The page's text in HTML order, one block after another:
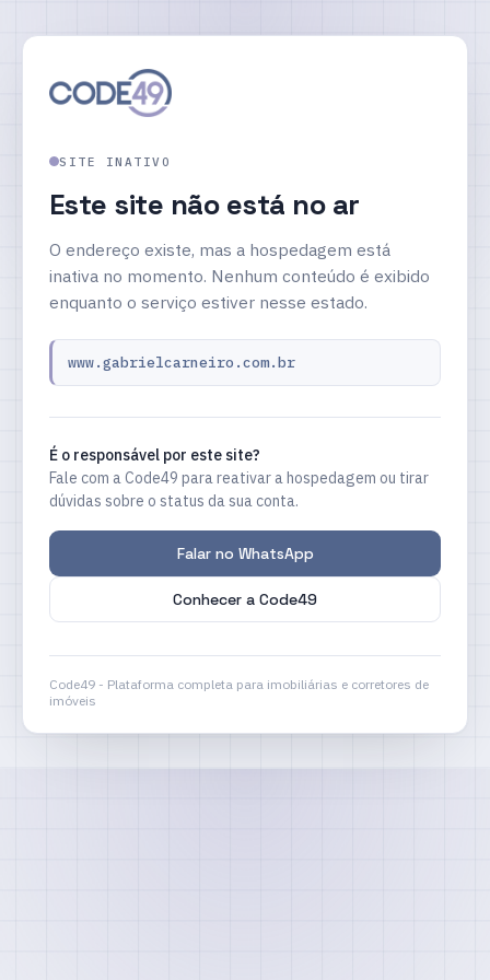
SITE INATIVO
Este site não está no ar
O endereço existe, mas a hospedagem está
inativa no momento. Nenhum conteúdo é exibido
enquanto o serviço estiver nesse estado.
www.gabrielcarneiro.com.br
É o responsável por este site?
Fale com a Code49 para reativar a hospedagem ou tirar
dúvidas sobre o status da sua conta.
Falar no WhatsApp
Conhecer a Code49
Code49 - Plataforma completa para imobiliárias e corretores de
imóveis